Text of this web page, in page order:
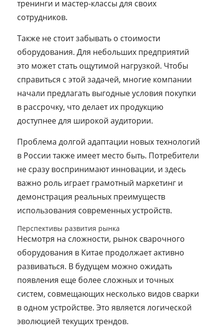
тренинги и мастер-классы для своих
сотрудников.
Также не стоит забывать о стоимости
оборудования. Для небольших предприятий
это может стать ощутимой нагрузкой. Чтобы
справиться с этой задачей, многие компании
начали предлагать выгодные условия покупки
в рассрочку, что делает их продукцию
доступнее для широкой аудитории.
Проблема долгой адаптации новых технологий
в России также имеет место быть. Потребители
не сразу воспринимают инновации, и здесь
важно роль играет грамотный маркетинг и
демонстрация реальных преимуществ
использования современных устройств.
Перспективы развития рынка
Несмотря на сложности, рынок сварочного
оборудования в Китае продолжает активно
развиваться. В будущем можно ожидать
появления еще более сложных и точных
систем, совмещающих несколько видов сварки
в одном устройстве. Это является логической
эволюцией текущих трендов.